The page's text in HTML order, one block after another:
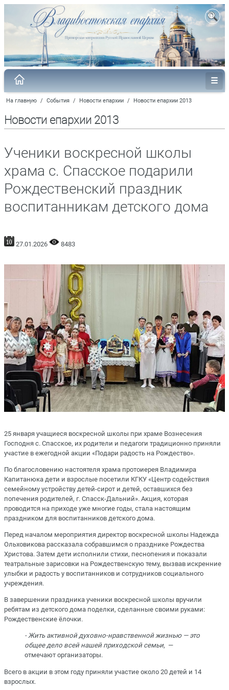
На главную / События / Новости епархии / Новости епархии 2013
Новости епархии 2013
Ученики воскресной школы
храма с. Спасское подарили
Рождественский праздник
воспитанникам детского дома
27.01.2026 8483
25 января учащиеся воскресной школы при храме Вознесения
Господня с. Спасское, их родители и педагоги традиционно приняли
участие в ежегодной акции «Подари радость на Рождество».
По благословению настоятеля храма протоиерея Владимира
Капитанюка дети и взрослые посетили КГКУ «Центр содействия
семейному устройству детей-сирот и детей, оставшихся без
попечения родителей, г. Спасск-Дальний». Акция, которая
проводится на приходе уже многие годы, стала настоящим
праздником для воспитанников детского дома.
Перед началом мероприятия директор воскресной школы Надежда
Ольховикова рассказала собравшимся о празднике Рождества
Христова. Затем дети исполнили стихи, песнопения и показали
театральные зарисовки на Рождественскую тему, вызвав искренние
улыбки и радость у воспитанников и сотрудников социального
учреждения.
В завершении праздника ученики воскресной школы вручили
ребятам из детского дома поделки, сделанные своими руками:
Рождественские ёлочки.
- Жить активной духовно-нравственной жизнью — это
общее дело всей нашей приходской семьи, —
отмечают организаторы.
Всего в акции в этом году приняли участие около 20 детей и 14
взрослых.